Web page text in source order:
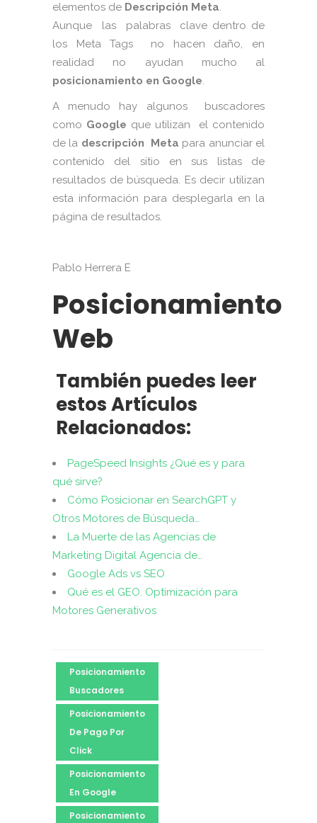
elementos de Descripción Meta.
Aunque las palabras clave dentro de
los Meta Tags no hacen daño, en
realidad no ayudan mucho al
posicionamiento en Google.
A menudo hay algunos buscadores
como Google que utilizan el contenido
de la descripción Meta para anunciar el
contenido del sitio en sus listas de
resultados de búsqueda. Es decir utilizan
esta información para desplegarla en la
página de resultados.
Pablo Herrera E
Posicionamiento
Web
También puedes leer
estos Artículos
Relacionados:
PageSpeed Insights ¿Qué es y para
qué sirve?
Cómo Posicionar en SearchGPT y
Otros Motores de Búsqueda…
La Muerte de las Agencias de
Marketing Digital Agencia de…
Google Ads vs SEO
Qué es el GEO. Optimización para
Motores Generativos
Posicionamiento
Buscadores
Posicionamiento
De Pago Por
Click
Posicionamiento
En Google
Posicionamiento